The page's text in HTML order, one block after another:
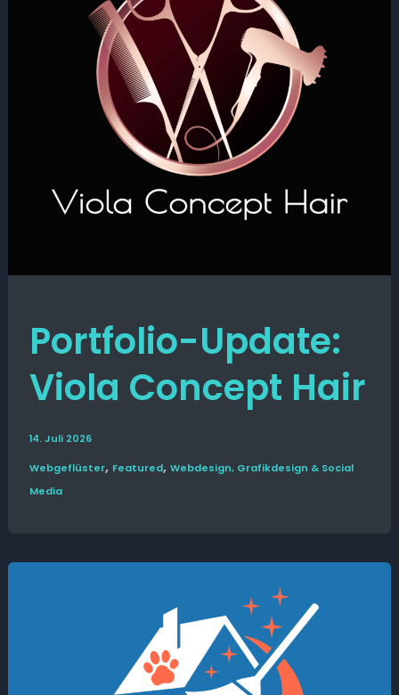
Portfolio-Update:
Viola Concept Hair
14. Juli 2026
Web­­geflüster, Featured, Webdesign, Grafikdesign & Social
Media